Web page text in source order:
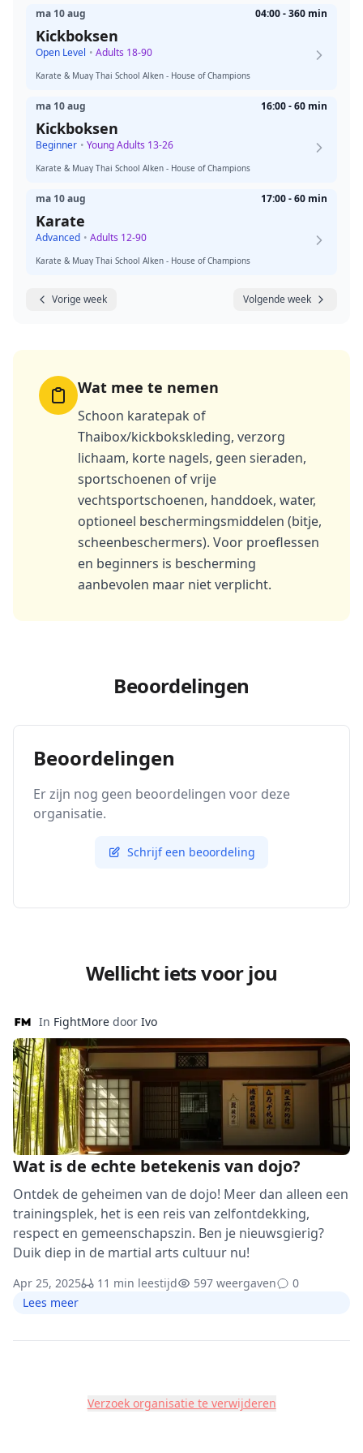
ma 10 aug 04:00 - 360 min
Kickboksen
Open Level • Adults 18-90
Karate & Muay Thai School Alken - House of Champions
ma 10 aug 16:00 - 60 min
Kickboksen
Beginner • Young Adults 13-26
Karate & Muay Thai School Alken - House of Champions
ma 10 aug 17:00 - 60 min
Karate
Advanced • Adults 12-90
Karate & Muay Thai School Alken - House of Champions
Vorige week Volgende week
Wat mee te nemen
Schoon karatepak of
Thaibox/kickbokskleding, verzorg
lichaam, korte nagels, geen sieraden,
sportschoenen of vrije
vechtsportschoenen, handdoek, water,
optioneel beschermingsmiddelen (bitje,
scheenbeschermers). Voor proeflessen
en beginners is bescherming
aanbevolen maar niet verplicht.
Beoordelingen
Beoordelingen
Er zijn nog geen beoordelingen voor deze
organisatie.
Schrijf een beoordeling
Wellicht iets voor jou
In FightMore door Ivo
Wat is de echte betekenis van dojo?
Ontdek de geheimen van de dojo! Meer dan alleen een
trainingsplek, het is een reis van zelfontdekking,
respect en gemeenschapszin. Ben je nieuwsgierig?
Duik diep in de martial arts cultuur nu!
Apr 25, 2025 11 min leestijd 597 weergaven
0
Lees meer
Verzoek organisatie te verwijderen